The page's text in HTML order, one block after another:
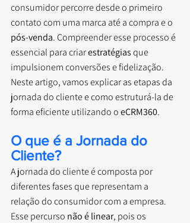
consumidor percorre desde o primeiro
contato com uma marca até a compra e o
pós-venda. Compreender esse processo é
essencial para criar estratégias que
impulsionem conversões e fidelização.
Neste artigo, vamos explicar as etapas da
jornada do cliente e como estruturá-la de
forma eficiente utilizando o eCRM360.
O que é a Jornada do
Cliente?
A jornada do cliente é composta por
diferentes fases que representam a
relação do consumidor com a empresa.
Esse percurso não é linear, pois os